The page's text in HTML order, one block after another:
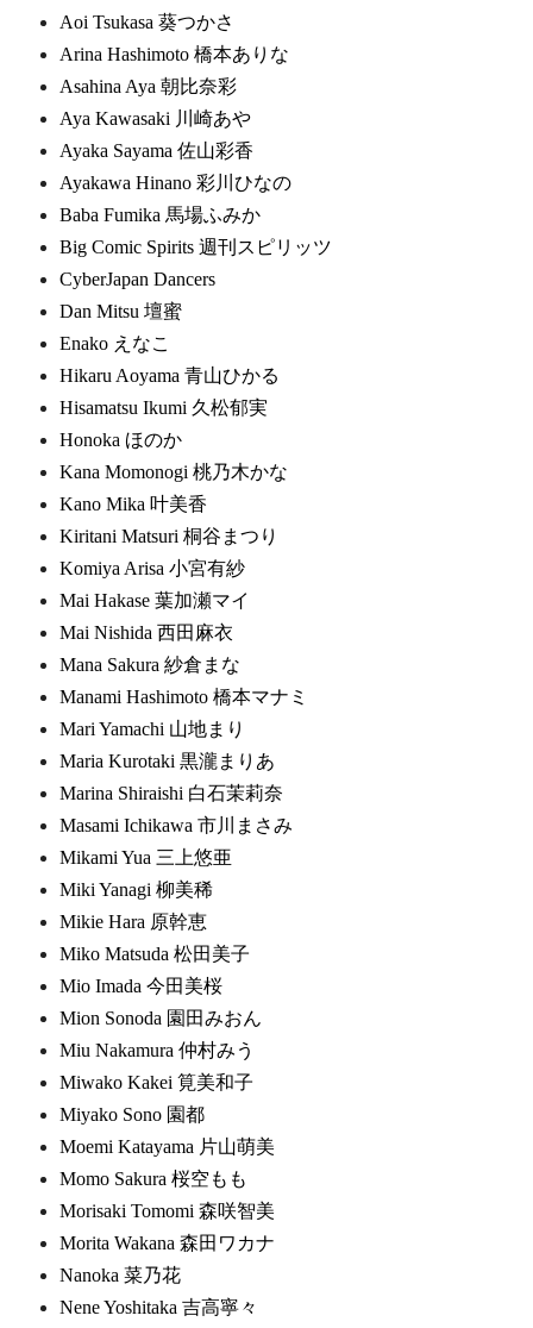
Aoi Tsukasa 葵つかさ
Arina Hashimoto 橋本ありな
Asahina Aya 朝比奈彩
Aya Kawasaki 川崎あや
Ayaka Sayama 佐山彩香
Ayakawa Hinano 彩川ひなの
Baba Fumika 馬場ふみか
Big Comic Spirits 週刊スピリッツ
CyberJapan Dancers
Dan Mitsu 壇蜜
Enako えなこ
Hikaru Aoyama 青山ひかる
Hisamatsu Ikumi 久松郁実
Honoka ほのか
Kana Momonogi 桃乃木かな
Kano Mika 叶美香
Kiritani Matsuri 桐谷まつり
Komiya Arisa 小宮有紗
Mai Hakase 葉加瀬マイ
Mai Nishida 西田麻衣
Mana Sakura 紗倉まな
Manami Hashimoto 橋本マナミ
Mari Yamachi 山地まり
Maria Kurotaki 黒瀧まりあ
Marina Shiraishi 白石茉莉奈
Masami Ichikawa 市川まさみ
Mikami Yua 三上悠亜
Miki Yanagi 柳美稀
Mikie Hara 原幹恵
Miko Matsuda 松田美子
Mio Imada 今田美桜
Mion Sonoda 園田みおん
Miu Nakamura 仲村みう
Miwako Kakei 筧美和子
Miyako Sono 園都
Moemi Katayama 片山萌美
Momo Sakura 桜空もも
Morisaki Tomomi 森咲智美
Morita Wakana 森田ワカナ
Nanoka 菜乃花
Nene Yoshitaka 吉高寧々